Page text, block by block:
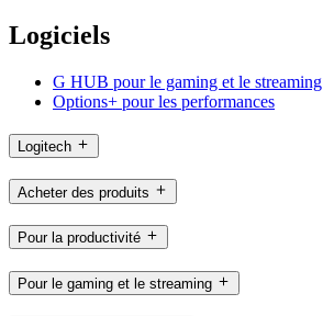
Logiciels
G HUB pour le gaming et le streaming
Options+ pour les performances
Logitech
Acheter des produits
Pour la productivité
Pour le gaming et le streaming